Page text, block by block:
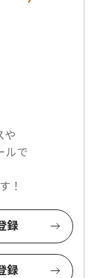
や
ルで
！
録
録